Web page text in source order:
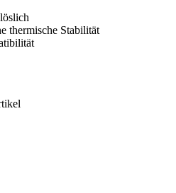
thermische Stabilität